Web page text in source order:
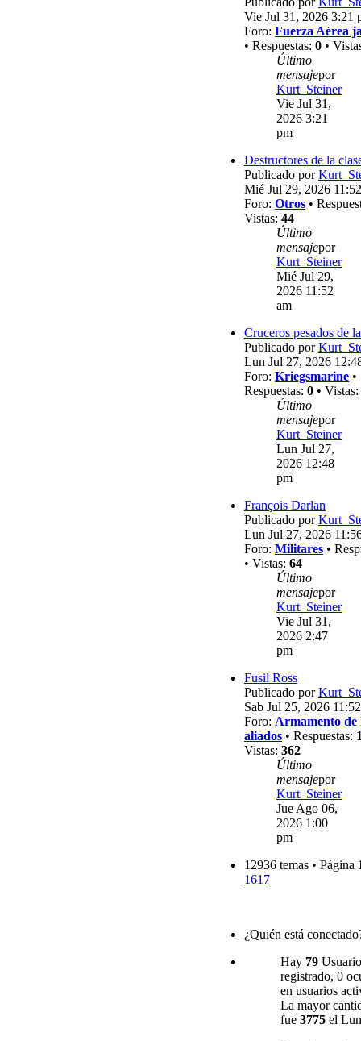
Vie Jul 31, 2026 3:21
Foro: Fuerza Aérea
• Respuestas: 0 •
Último
mensajepor
Kurt_Steiner
Vie Jul 31,
2026 3:21
pm
Destructores de la
Publicado por
Mié Jul 29, 2026
Foro: Otros •
Vistas: 44
Último
mensajepor
Kurt_Steiner
Mié Jul 29,
2026 11:52
am
Cruceros pesados de
Publicado por
Lun Jul 27, 2026
Foro: Kriegsmarine •
Respuestas: 0 • Vistas:
Último
mensajepor
Kurt_Steiner
Lun Jul 27,
2026 12:48
pm
François Darlan
Publicado por
Lun Jul 27, 2026
Foro: Militares •
• Vistas: 64
Último
mensajepor
Kurt_Steiner
Vie Jul 31,
2026 2:47
pm
Fusil Ross
Publicado por
Sab Jul 25, 2026
Foro: Armamento de
aliados • Respuestas:
Vistas: 362
Último
mensajepor
Kurt_Steiner
Jue Ago 06,
2026 1:00
pm
12936 temas • Página
1617
¿Quién está
Hay 79
registrado, 0
en usuarios
La mayor
fue 3775 el